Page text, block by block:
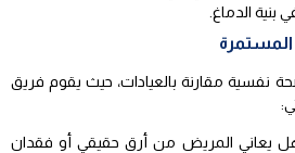
بنية الدماغ.
المستمرة
نفسية مقارنة بالعيادات، حيث يقوم فريق
هل يعاني المريض من أرق حقيقي أو فقدان